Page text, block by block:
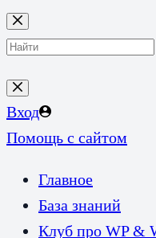
Перейти
к
Ничего
не
найдено
Вход
Помощь с сайтом
Главное
База знаний
Клуб про WP &